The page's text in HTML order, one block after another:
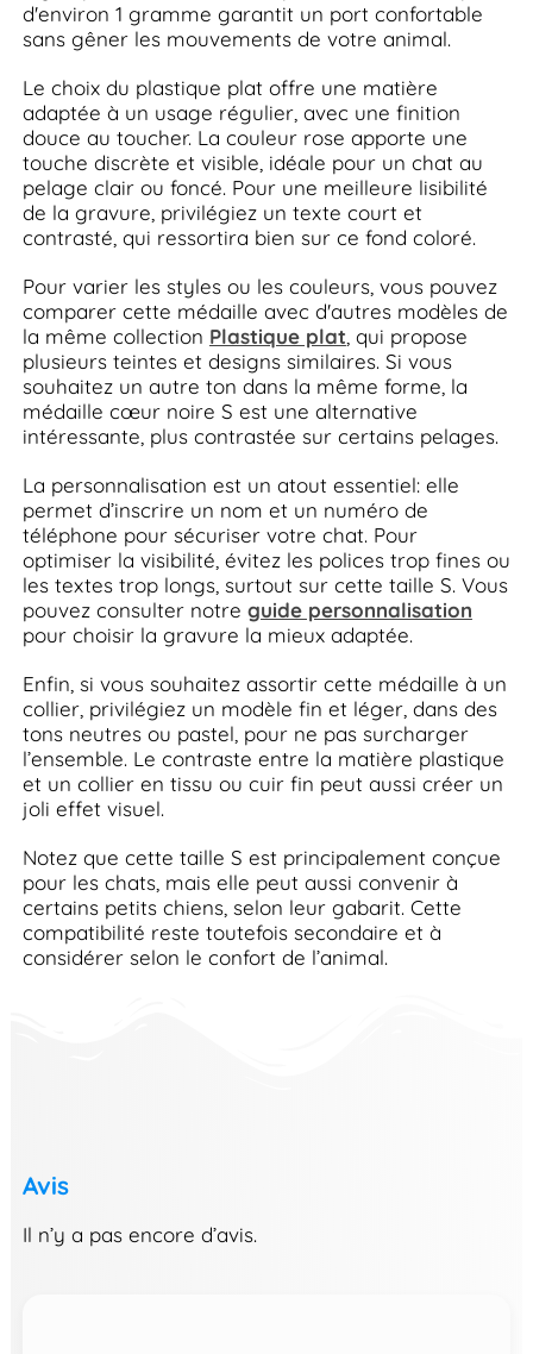
d'environ 1 gramme garantit un port confortable
sans gêner les mouvements de votre animal.
Le choix du plastique plat offre une matière
adaptée à un usage régulier, avec une finition
douce au toucher. La couleur rose apporte une
touche discrète et visible, idéale pour un chat au
pelage clair ou foncé. Pour une meilleure lisibilité
de la gravure, privilégiez un texte court et
contrasté, qui ressortira bien sur ce fond coloré.
Pour varier les styles ou les couleurs, vous pouvez
comparer cette médaille avec d'autres modèles de
la même collection Plastique plat, qui propose
plusieurs teintes et designs similaires. Si vous
souhaitez un autre ton dans la même forme, la
médaille cœur noire S est une alternative
intéressante, plus contrastée sur certains pelages.
La personnalisation est un atout essentiel: elle
permet d’inscrire un nom et un numéro de
téléphone pour sécuriser votre chat. Pour
optimiser la visibilité, évitez les polices trop fines ou
les textes trop longs, surtout sur cette taille S. Vous
pouvez consulter notre guide personnalisation
pour choisir la gravure la mieux adaptée.
Enfin, si vous souhaitez assortir cette médaille à un
collier, privilégiez un modèle fin et léger, dans des
tons neutres ou pastel, pour ne pas surcharger
l’ensemble. Le contraste entre la matière plastique
et un collier en tissu ou cuir fin peut aussi créer un
joli effet visuel.
Notez que cette taille S est principalement conçue
pour les chats, mais elle peut aussi convenir à
certains petits chiens, selon leur gabarit. Cette
compatibilité reste toutefois secondaire et à
considérer selon le confort de l’animal.
Avis
Il n’y a pas encore d’avis.